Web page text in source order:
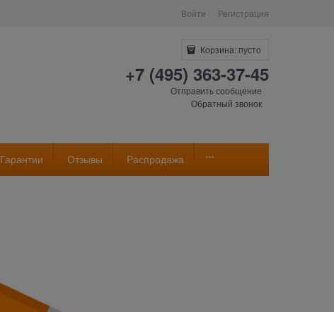
Войти Регистрация
Корзина: пусто
+7 (495) 363-37-45
Отправить сообщение
Обратный звонок
Гарантии Отзывы Распродажа